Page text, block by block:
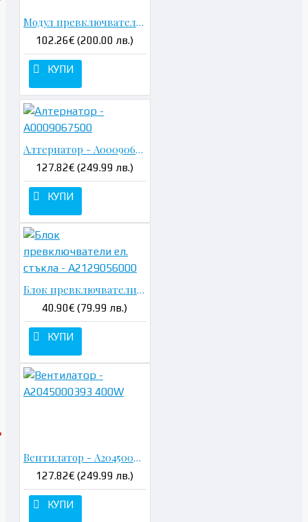
Модул превключватели на кормилната колона - A2044400202
102.26€ (200.00 лв.)
КУПИ
Алтернатор - A0009067500
127.82€ (249.99 лв.)
КУПИ
Блок превключватели ел. стъкла - A2129056000
40.90€ (79.99 лв.)
КУПИ
Вентилатор - A2045000393 400W
127.82€ (249.99 лв.)
КУПИ